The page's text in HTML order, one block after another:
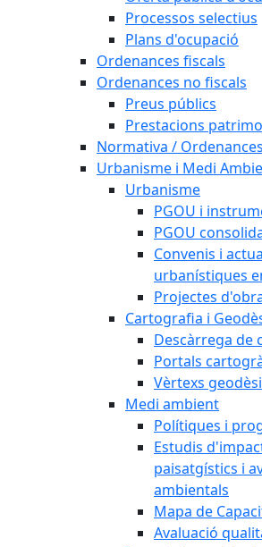
Processos selectius
Plans d'ocupació
Ordenances fiscals
Ordenances no fiscals
Preus públics
Prestacions
Normativa /
Urbanisme i Medi
Urbanisme
PGOU i
PGOU
Convenis i
urbanístiques
Projectes
Cartografia i
Descàrrega de
Portals
Vèrtexs
Medi ambient
Polítiques i
Estudis
paisatgístics i
ambientals
Mapa de
Avaluació